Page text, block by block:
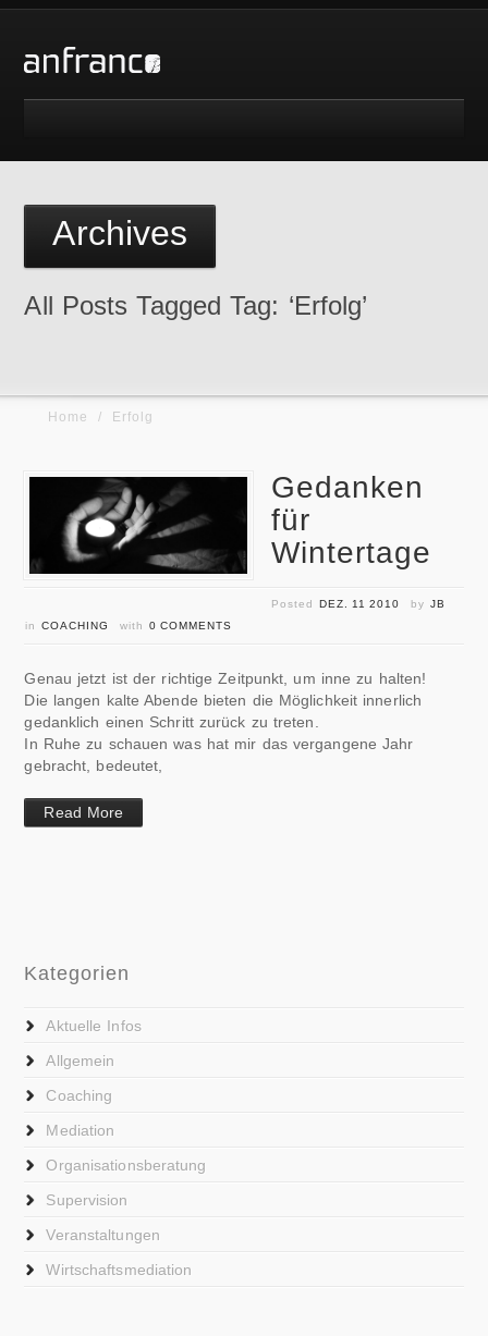
Archives
All Posts Tagged Tag: ‘Erfolg’
Home / Erfolg
Gedanken
für
Wintertage
Posted DEZ. 11 2010 by JB
inCOACHING with0 COMMENTS
Genau jetzt ist der richtige Zeitpunkt, um inne zu halten!
Die langen kalte Abende bieten die Möglichkeit innerlich
gedanklich einen Schritt zurück zu treten.
In Ruhe zu schauen was hat mir das vergangene Jahr
gebracht, bedeutet,
Read More
Kategorien
Aktuelle Infos
Allgemein
Coaching
Mediation
Organisationsberatung
Supervision
Veranstaltungen
Wirtschaftsmediation